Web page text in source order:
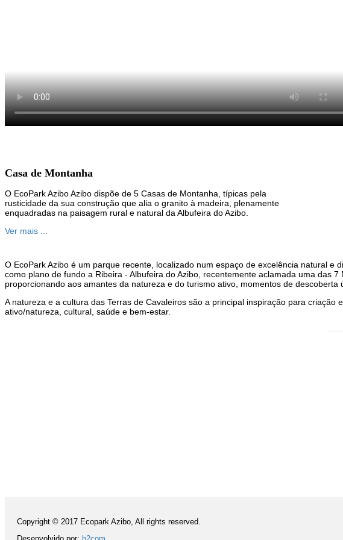
Casa de Montanha
O EcoPark Azibo Azibo dispõe de 5 Casas de Montanha, típicas pela
rusticidade da sua construção que alia o granito à madeira, plenamente
enquadradas na paisagem rural e natural da Albufeira do Azibo.
Ver mais ...
O EcoPark Azibo é um parque recente, localizado num espaço de excelência natural
como plano de fundo a Ribeira - Albufeira do Azibo, recentemente aclamada uma das
proporcionando aos amantes da natureza e do turismo ativo, momentos de descoberta
A natureza e a cultura das Terras de Cavaleiros são a principal inspiração para
ativo/natureza, cultural, saúde e bem-estar.
Copyright © 2017 Ecopark Azibo, All rights reserved.